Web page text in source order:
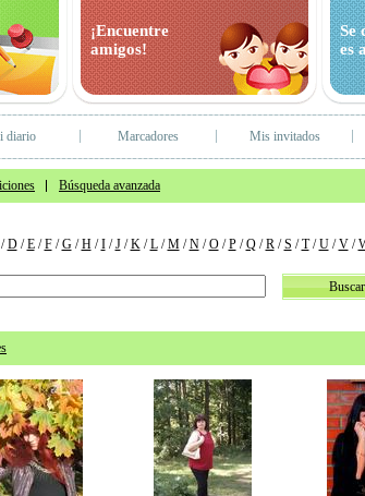
¡Encuentre
amigos!
Se
es
diario Marcadores Mis invitados
Búsqueda avanzada
D/E/F/G/H/I/J/K/L/M/N/O/P/Q/R/S /T/U/V/